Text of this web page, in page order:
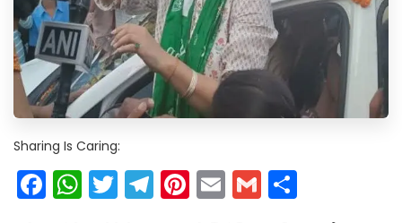
Sharing Is Caring:
Facebook
WhatsApp
Twitter
Telegram
Pinterest
EmailGmail